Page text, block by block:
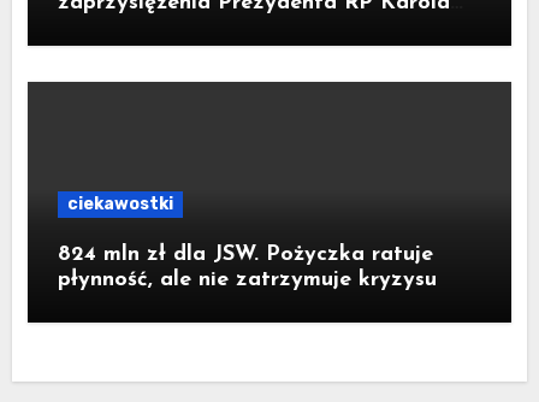
ciekawostki
824 mln zł dla JSW. Pożyczka ratuje
płynność, ale nie zatrzymuje kryzysu